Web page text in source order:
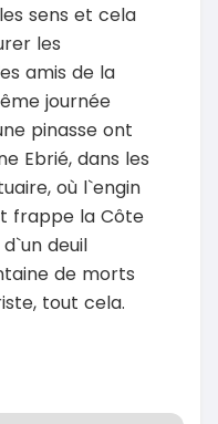
sens et cela
les
amis de la
journée
pinasse ont
Ebrié, dans les
où l`engin
frappe la Côte
deuil
de morts
tout cela.